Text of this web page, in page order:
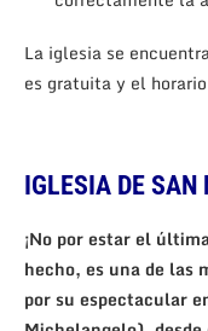
La iglesia se
es gratuita y el
IGLESIA DE
¡No por estar el
hecho, es una de las
por su espectacular